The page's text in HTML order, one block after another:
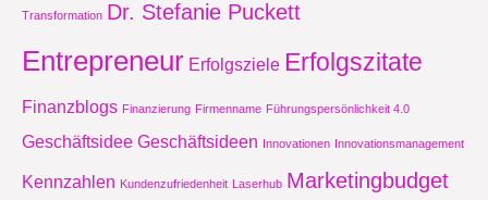
Transformation Dr. Stefanie Puckett
Entrepreneur Erfolgsziele Erfolgszitate
Finanzblogs Finanzierung Firmenname Führungspersönlichkeit 4.0
Geschäftsidee Geschäftsideen Innovationen Innovationsmanagement
Kennzahlen Kundenzufriedenheit Laserhub Marketingbudget